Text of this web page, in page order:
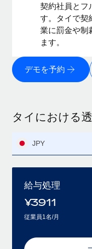
契約社員とフ
す。タイで契
業に罰金や制
ます。
デモを予約
タイにおける
JPY
給与処理
¥3911
従業員1名/月